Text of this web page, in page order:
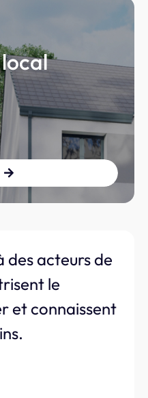
des acteurs de
le
et connaissent